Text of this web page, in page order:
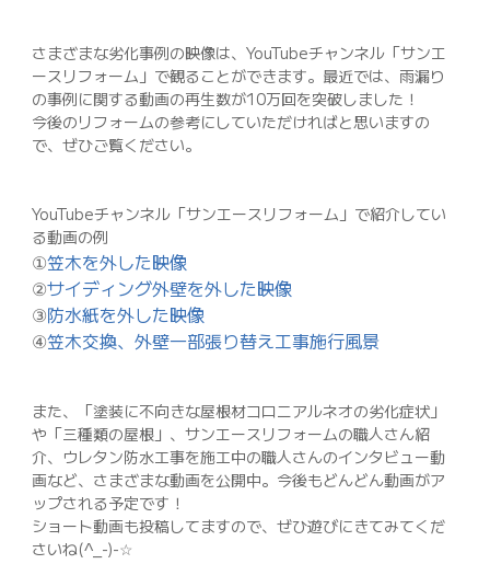
さまざまな劣化事例の映像は、YouTubeチャンネル「サンエ
ースリフォーム」で観ることができます。最近では、雨漏り
の事例に関する動画の再生数が10万回を突破しました！
今後のリフォームの参考にしていただければと思いますの
で、ぜひご覧ください。
YouTubeチャンネル「サンエースリフォーム」で紹介してい
る動画の例
①笠木を外した映像
②サイディング外壁を外した映像
③防水紙を外した映像
④笠木交換、外壁一部張り替え工事施行風景
また、「塗装に不向きな屋根材コロニアルネオの劣化症状」
や「三種類の屋根」、サンエースリフォームの職人さん紹
介、ウレタン防水工事を施工中の職人さんのインタビュー動
画など、さまざまな動画を公開中。今後もどんどん動画がア
ップされる予定です！
ショート動画も投稿してますので、ぜひ遊びにきてみてくだ
さいね(^_-)-☆